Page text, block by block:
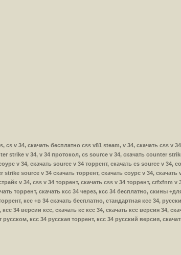
cs v 34, скачать бесплатно css v81 steam, v 34, скачать css v
strike v 34, v 34 протокол, cs source v 34, скачать counter
v 34, скачать source v 34 торрент, скачать cs source v 34,
source v 34 скачать торрент, скачать соурс v 34, скачать
v 34, css v 34 торрент, скачать css v 34 торрент, crfxfnm
торрент, скачать ксс 34 через, ксс 34 бесплатно, скины
ксс +в 34 скачать бесплатно, стандартная ксс 34,
34 версии ксс, скачать кс ксс 34, скачать ксс версия 34,
ксс 34 русская торрент, ксс 34 русский версия,